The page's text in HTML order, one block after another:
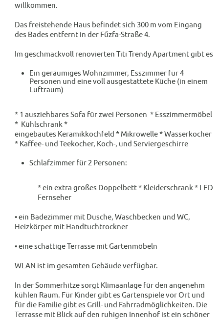
willkommen.
Das freistehende Haus befindet sich 300 m vom Eingang
des Bades entfernt in der Fűzfa-Straße 4.
Im geschmackvoll renovierten Titi Trendy Apartment gibt es
Ein geräumiges Wohnzimmer, Esszimmer für 4
Personen und eine voll ausgestattete Küche (in einem
Luftraum)
* 1 ausziehbares Sofa für zwei Personen * Esszimmermöbel
* Kühlschrank *
eingebautes Keramikkochfeld * Mikrowelle * Wasserkocher
* Kaffee- und Teekocher, Koch-, und Serviergeschirre
Schlafzimmer für 2 Personen:
* ein extra großes Doppelbett * Kleiderschrank * LED
Fernseher
• ein Badezimmer mit Dusche, Waschbecken und WC,
Heizkörper mit Handtuchtrockner
• eine schattige Terrasse mit Gartenmöbeln
WLAN ist im gesamten Gebäude verfügbar.
In der Sommerhitze sorgt Klimaanlage für den angenehm
kühlen Raum. Für Kinder gibt es Gartenspiele vor Ort und
für die Familie gibt es Grill- und Fahrradmöglichkeiten. Die
Terrasse mit Blick auf den ruhigen Innenhof ist ein schöner